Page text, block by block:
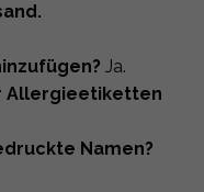
Ja.
Allergieetiketten
Namen?